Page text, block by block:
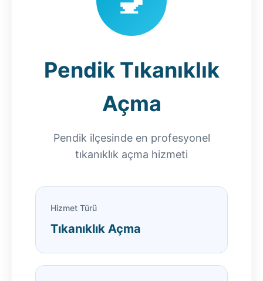
Pendik Tıkanıklık
Açma
Pendik ilçesinde en profesyonel
tıkanıklık açma hizmeti
Hizmet Türü
Tıkanıklık Açma